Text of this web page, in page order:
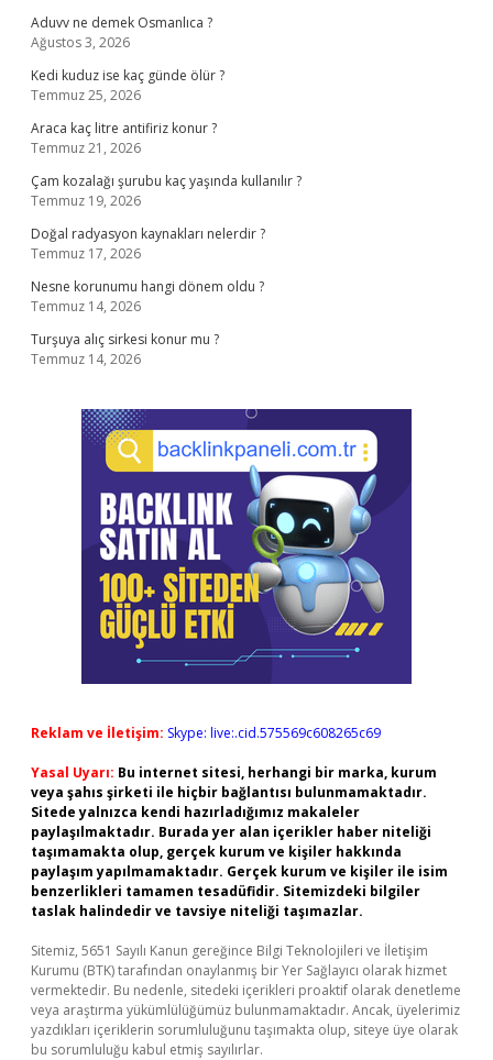
Aduvv ne demek Osmanlıca ?
Ağustos 3, 2026
Kedi kuduz ise kaç günde ölür ?
Temmuz 25, 2026
Araca kaç litre antifiriz konur ?
Temmuz 21, 2026
Çam kozalağı şurubu kaç yaşında kullanılır ?
Temmuz 19, 2026
Doğal radyasyon kaynakları nelerdir ?
Temmuz 17, 2026
Nesne korunumu hangi dönem oldu ?
Temmuz 14, 2026
Turşuya alıç sirkesi konur mu ?
Temmuz 14, 2026
Reklam ve İletişim: Skype: live:.cid.575569c608265c69
Yasal Uyarı: Bu internet sitesi, herhangi bir marka, kurum
veya şahıs şirketi ile hiçbir bağlantısı bulunmamaktadır.
Sitede yalnızca kendi hazırladığımız makaleler
paylaşılmaktadır. Burada yer alan içerikler haber niteliği
taşımamakta olup, gerçek kurum ve kişiler hakkında
paylaşım yapılmamaktadır. Gerçek kurum ve kişiler ile isim
benzerlikleri tamamen tesadüfidir. Sitemizdeki bilgiler
taslak halindedir ve tavsiye niteliği taşımazlar.
Sitemiz, 5651 Sayılı Kanun gereğince Bilgi Teknolojileri ve İletişim
Kurumu (BTK) tarafından onaylanmış bir Yer Sağlayıcı olarak hizmet
vermektedir. Bu nedenle, sitedeki içerikleri proaktif olarak denetleme
veya araştırma yükümlülüğümüz bulunmamaktadır. Ancak, üyelerimiz
yazdıkları içeriklerin sorumluluğunu taşımakta olup, siteye üye olarak
bu sorumluluğu kabul etmiş sayılırlar.